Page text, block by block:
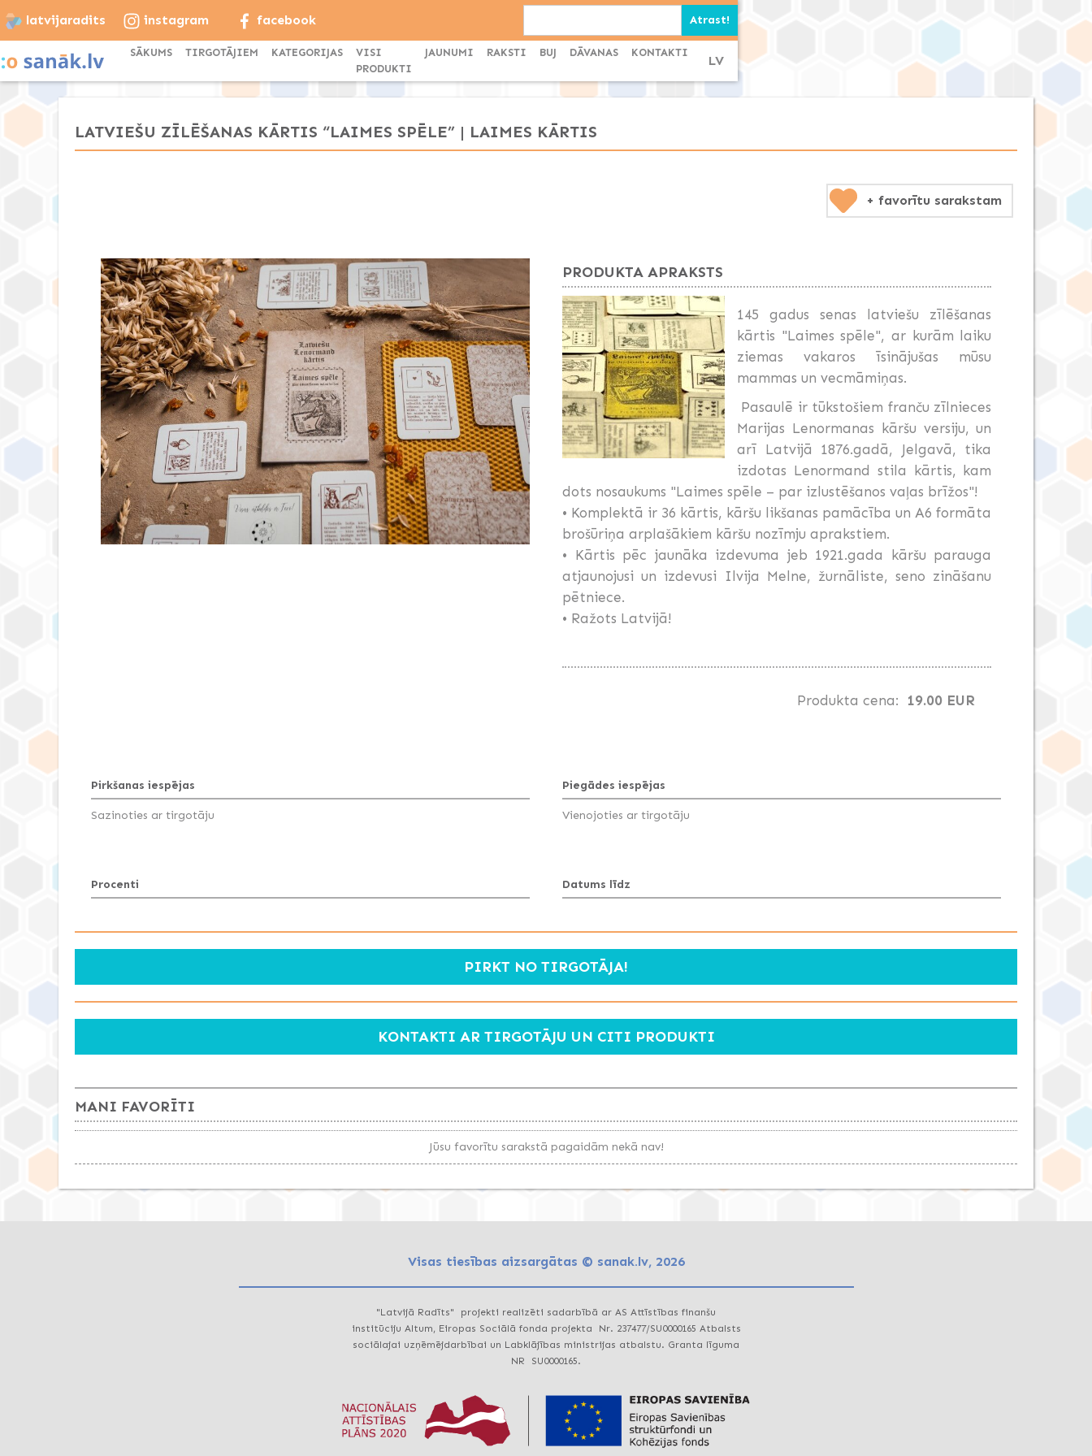
latvijaradits instagram facebook
SĀKUMS TIRGOTĀJIEM KATEGORIJAS
VISI
PRODUKTI
JAUNUMI RAKSTI BUJ DĀVANAS KONTAKTI
LV
LATVIEŠU ZĪLĒŠANAS KĀRTIS “LAIMES SPĒLE” | LAIMES KĀRTIS
+ favorītu sarakstam
PRODUKTA APRAKSTS
145 gadus senas latviešu zīlēšanas
kārtis "Laimes spēle", ar kurām laiku
ziemas vakaros īsinājušas mūsu
mammas un vecmāmiņas.
Pasaulē ir tūkstošiem franču zīlnieces
Marijas Lenormanas kāršu versiju, un
arī Latvijā 1876.gadā, Jelgavā, tika
izdotas Lenormand stila kārtis, kam
dots nosaukums "Laimes spēle – par izlustēšanos vaļas brīžos"!
• Komplektā ir 36 kārtis, kāršu likšanas pamācība un A6 formāta
brošūriņa arplašākiem kāršu nozīmju aprakstiem.
• Kārtis pēc jaunāka izdevuma jeb 1921.gada kāršu parauga
atjaunojusi un izdevusi Ilvija Melne, žurnāliste, seno zināšanu
pētniece.
• Ražots Latvijā!
Produkta cena: 19.00 EUR
Pirkšanas iespējas
Sazinoties ar tirgotāju
Piegādes iespējas
Vienojoties ar tirgotāju
Procenti Datums līdz
PIRKT NO TIRGOTĀJA!
KONTAKTI AR TIRGOTĀJU UN CITI PRODUKTI
MANI FAVORĪTI
Jūsu favorītu sarakstā pagaidām nekā nav!
Visas tiesības aizsargātas © sanak.lv, 2026
"Latvijā Radīts" projekti realizēti sadarbībā ar AS Attīstības finanšu
institūciju Altum, Eiropas Sociālā fonda projekta Nr. 237477/SU0000165 Atbalsts
sociālajai uzņēmējdarbībai un Labklājības ministrijas atbalstu. Granta līguma
NR SU0000165.